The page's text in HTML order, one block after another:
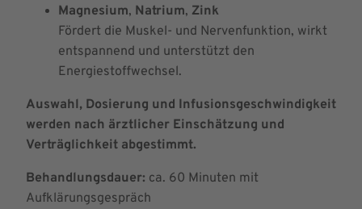
Magnesium, Natrium, Zink
Fördert die Muskel- und Nervenfunktion, wirkt
entspannend und unterstützt den
Energiestoffwechsel.
Auswahl, Dosierung und Infusionsgeschwindigkeit
werden nach ärztlicher Einschätzung und
Verträglichkeit abgestimmt.
Behandlungsdauer: ca. 60 Minuten mit
Aufklärungsgespräch